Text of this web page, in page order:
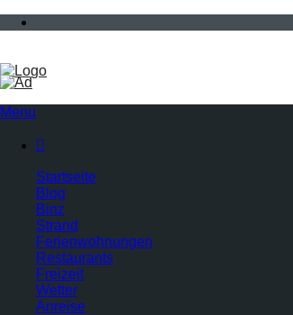
Menu

Startseite
Blog
Binz
Strand
Ferienwohnungen
Restaurants
Freizeit
Wetter
Anreise